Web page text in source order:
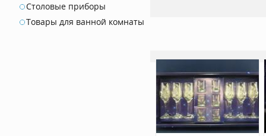
Столовые приборы
Товары для ванной комнаты